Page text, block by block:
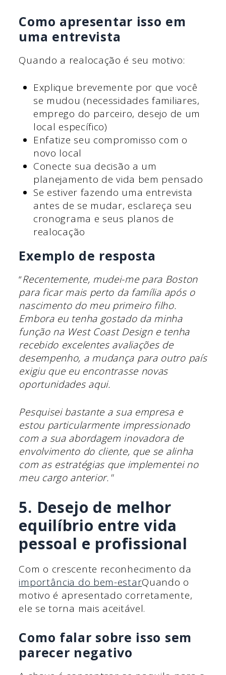
Como apresentar isso em
uma entrevista
Quando a realocação é seu motivo:
Explique brevemente por que você
se mudou (necessidades familiares,
emprego do parceiro, desejo de um
local específico)
Enfatize seu compromisso com o
novo local
Conecte sua decisão a um
planejamento de vida bem pensado
Se estiver fazendo uma entrevista
antes de se mudar, esclareça seu
cronograma e seus planos de
realocação
Exemplo de resposta
“Recentemente, mudei-me para Boston
para ficar mais perto da família após o
nascimento do meu primeiro filho.
Embora eu tenha gostado da minha
função na West Coast Design e tenha
recebido excelentes avaliações de
desempenho, a mudança para outro país
exigiu que eu encontrasse novas
oportunidades aqui.
Pesquisei bastante a sua empresa e
estou particularmente impressionado
com a sua abordagem inovadora de
envolvimento do cliente, que se alinha
com as estratégias que implementei no
meu cargo anterior."
5. Desejo de melhor
equilíbrio entre vida
pessoal e profissional
Com o crescente reconhecimento da
importância do bem-estarQuando o
motivo é apresentado corretamente,
ele se torna mais aceitável.
Como falar sobre isso sem
parecer negativo